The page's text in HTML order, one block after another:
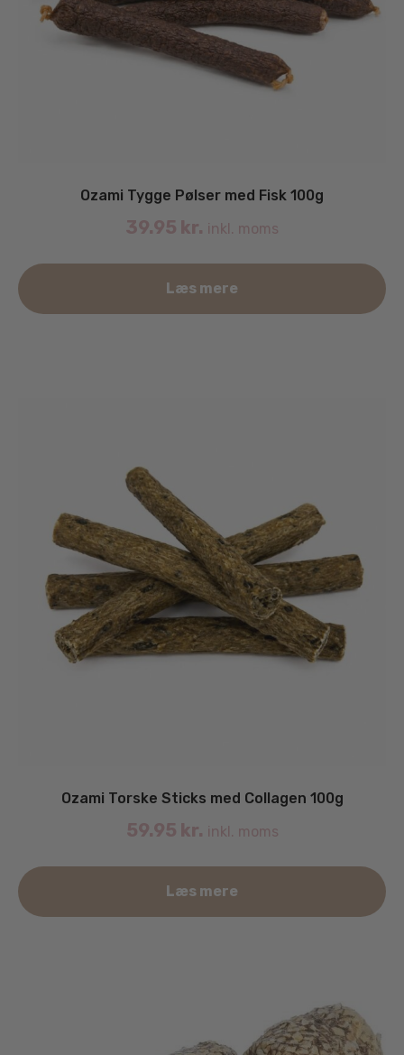
Ozami Tygge Pølser med Fisk 100g
39.95 kr. inkl. moms
Læs mere
Ozami Torske Sticks med Collagen 100g
59.95 kr. inkl. moms
Læs mere